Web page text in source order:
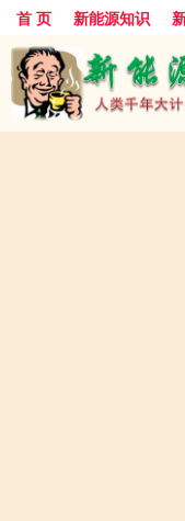
首 页 新能源知识